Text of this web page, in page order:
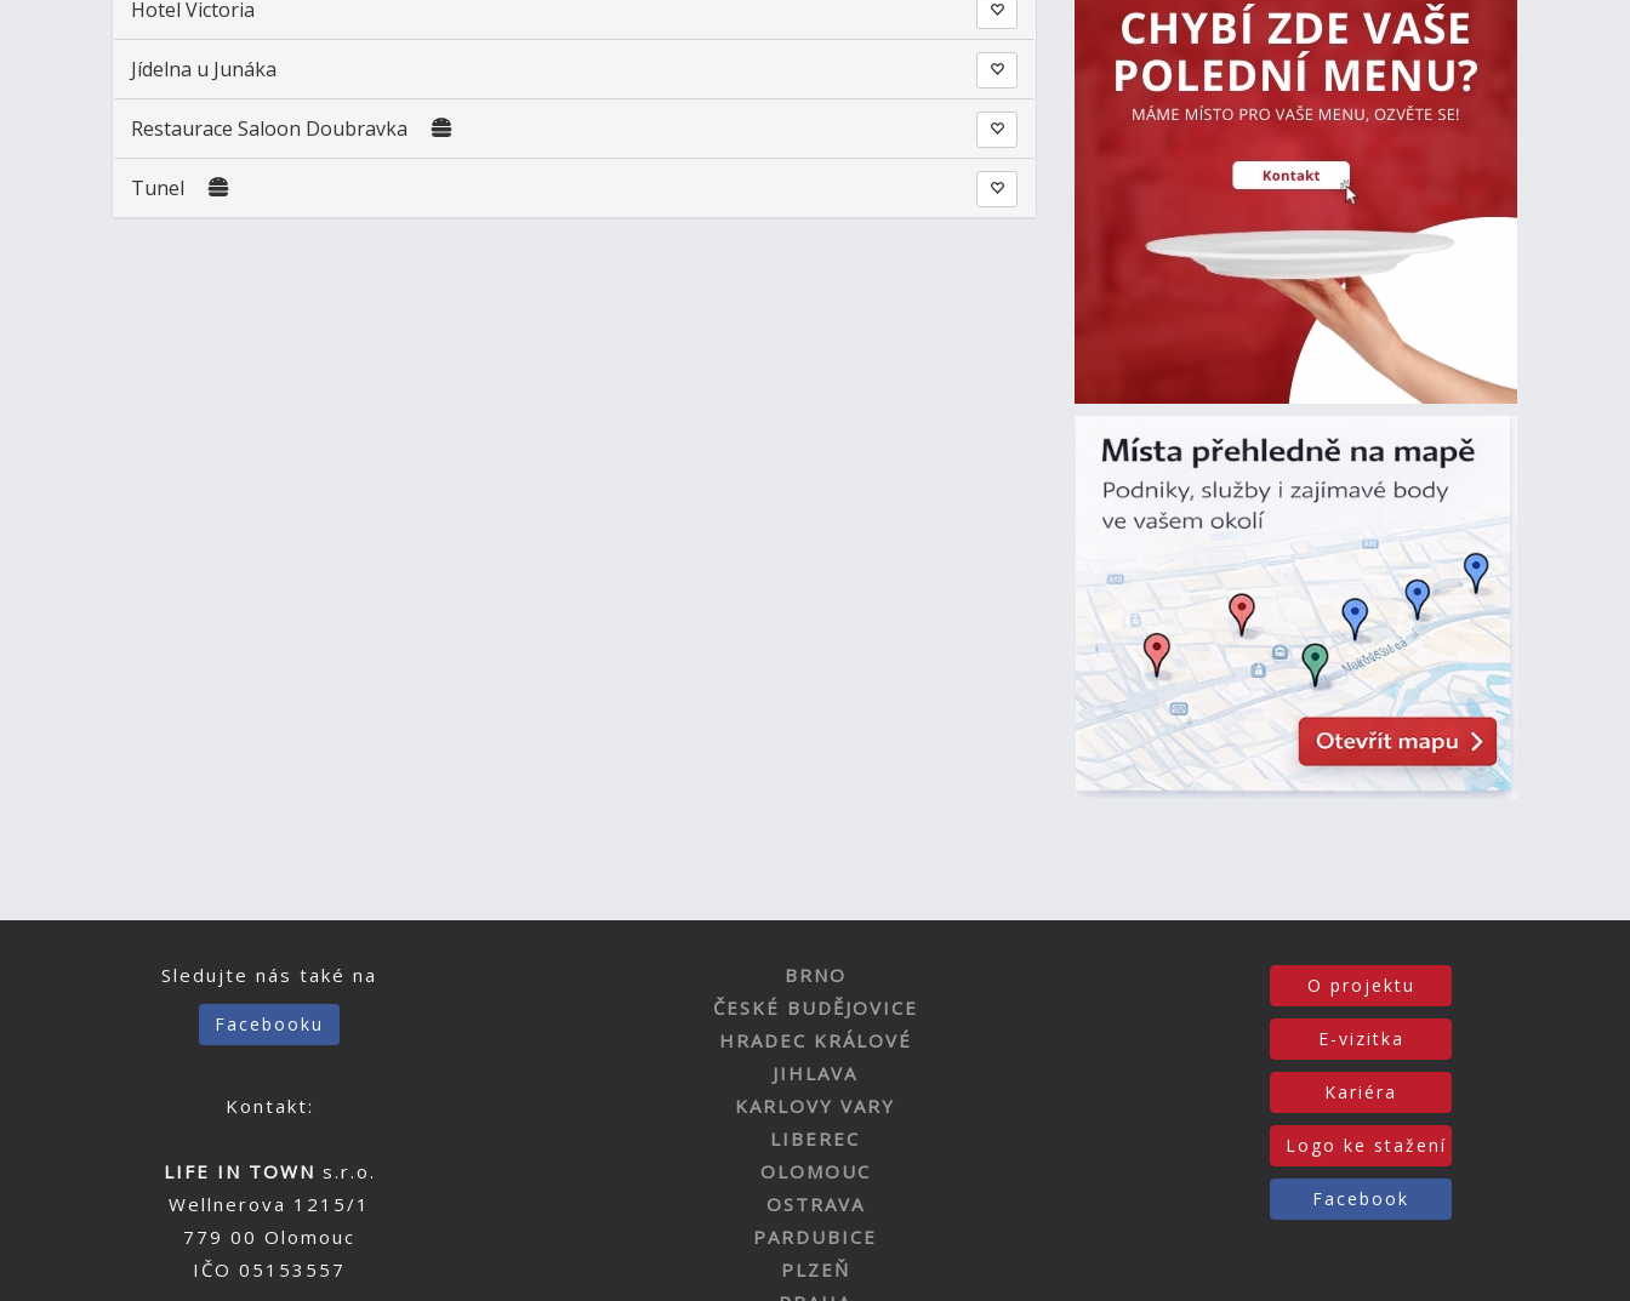
Hotel Victoria
Jídelna u Junáka
Restaurace Saloon Doubravka
Tunel
Sledujte nás také na
Facebooku
Kontakt:
LIFE IN TOWN s.r.o.
Wellnerova 1215/1
779 00 Olomouc
IČO 05153557
BRNO
ČESKÉ BUDĚJOVICE
HRADEC KRÁLOVÉ
JIHLAVA
KARLOVY VARY
LIBEREC
OLOMOUC
OSTRAVA
PARDUBICE
PLZEŇ
O projektu
E-vizitka
Kariéra
Logo ke stažení
Facebook